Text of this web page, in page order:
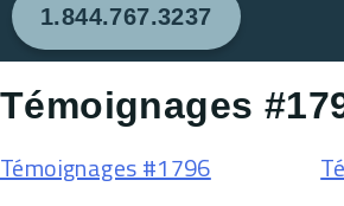
1.844.767.3237
Témoignages
Témoignages #1796